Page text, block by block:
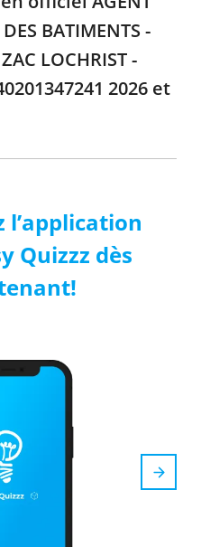
BATIMENTS -
LOCHRIST -
2026 et
l’application
Quizzz dès